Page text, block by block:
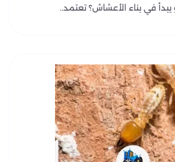
في بناء الأعشاش؟ تعتمد..